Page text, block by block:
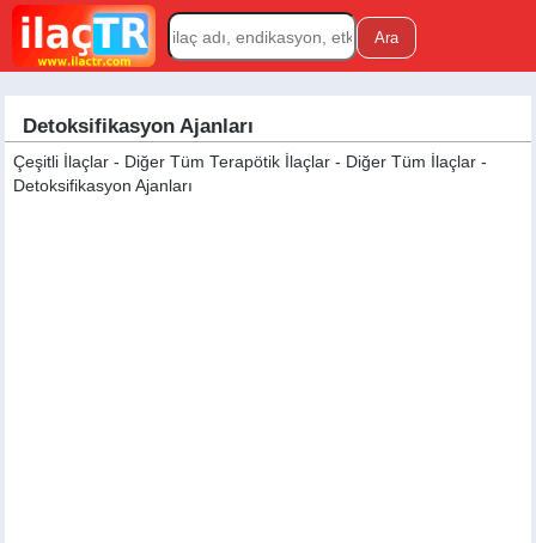
Detoksifikasyon Ajanları
Çeşitli İlaçlar - Diğer Tüm Terapötik İlaçlar - Diğer Tüm İlaçlar -
Detoksifikasyon Ajanları